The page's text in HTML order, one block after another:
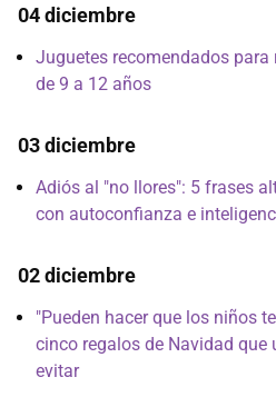
04 diciembre
Juguetes recomendados
de 9 a 12 años
03 diciembre
Adiós al "no llores": 5 frases
con autoconfianza e
02 diciembre
"Pueden hacer que los niños
cinco regalos de Navidad que
evitar